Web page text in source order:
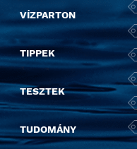
VÍZPARTON
TIPPEK
TESZTEK
TUDOMÁNY